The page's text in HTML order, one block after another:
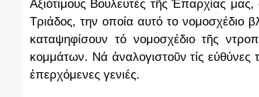
Αξιότιμους Βουλευτές τῆς Ἐπαρχίας
Τριάδος, την οποία αυτό το
καταψηφίσουν τό νομοσχέδιο τῆς
κομμάτων. Νά ἀναλογιστοῦν τίς
ἐπερχόμενες γενιές.